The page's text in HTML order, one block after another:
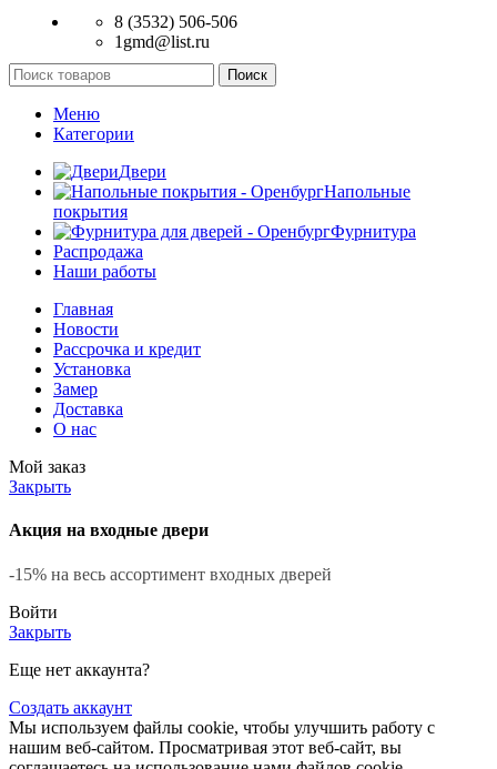
8 (3532) 506-506
1gmd@list.ru
Поиск
Меню
Категории
Двери
Напольные
покрытия
Фурнитура
Распродажа
Наши работы
Главная
Новости
Рассрочка и кредит
Установка
Замер
Доставка
О нас
Мой заказ
Закрыть
Акция на входные двери
-15% на весь ассортимент входных дверей
Войти
Закрыть
Еще нет аккаунта?
Создать аккаунт
Мы используем файлы cookie, чтобы улучшить работу с
нашим веб-сайтом. Просматривая этот веб-сайт, вы